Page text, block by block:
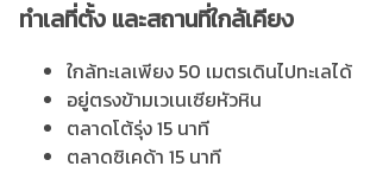
ทำเลที่ตั้ง และสถานที่ใกล้เคียง
ใกล้ทะเลเพียง 50 เมตรเดินไปทะเลได้
อยู่ตรงข้ามเวเนเซียหัวหิน
ตลาดโต้รุ่ง 15 นาที
ตลาดซิเคด้า 15 นาที